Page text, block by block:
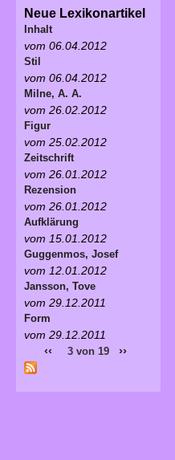
Neue Lexikonartikel
Inhalt
vom 06.04.2012
Stil
vom 06.04.2012
Milne, A. A.
vom 26.02.2012
Figur
vom 25.02.2012
Zeitschrift
vom 26.01.2012
Rezension
vom 26.01.2012
Aufklärung
vom 15.01.2012
Guggenmos, Josef
vom 12.01.2012
Jansson, Tove
vom 29.12.2011
Form
vom 29.12.2011
‹‹ 3 von 19 ››